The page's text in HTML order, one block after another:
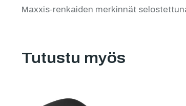
Maxxis-renkaiden merkinnät
Tutustu myös